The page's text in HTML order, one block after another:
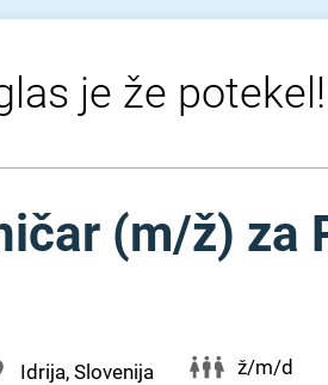
je že potekel!
(m⁠/⁠ž) za
Idrija, Slovenija ž/m/d